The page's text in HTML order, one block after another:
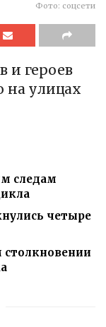
Фото: соцсети
и героев
на улицах
следам
четыре
столкновении